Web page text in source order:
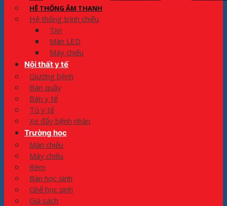
HỆ THỐNG ÂM THANH
Hệ thống trình chiếu
Tivi
Màn LED
Máy chiếu
Nội thất y tế
Giường bệnh
Bàn quầy
Bàn y tế
Tủ y tế
Xe đẩy bệnh nhân
Trường học
Màn chiếu
Máy chiếu
Rèm
Bàn học sinh
Ghế học sinh
Giá sách